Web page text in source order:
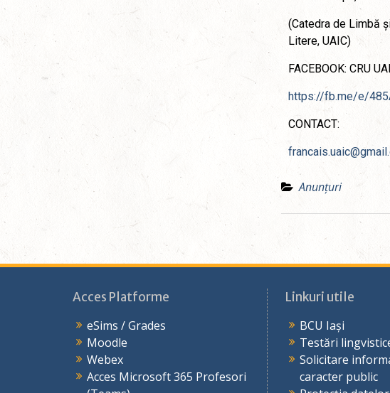
(Catedra de Limbă
Litere, UAIC)
FACEBOOK: CRU
https://fb.me/e/
CONTACT:
Anunțuri
Acces Platforme
eSims / Grades
Moodle
Webex
Acces Microsoft 365 Profesori
Linkuri utile
BCU Iași
Testări
Solicitare
caracter public